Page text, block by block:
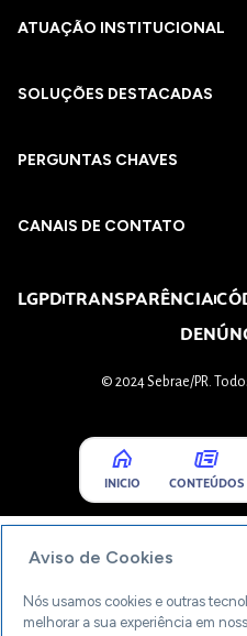
ATUAÇÃO INSTITUCIONAL
SOLUÇÕES DESTACADAS
PERGUNTAS CHAVES​
CANAIS DE CONTATO
LGPDTRANSPARÊNCIA
© 2024 Sebrae/PR.
INICIO CONTEÚDOS
Aviso de Cookies
Nós usamos cookies e outras
melhorar a sua experiência em